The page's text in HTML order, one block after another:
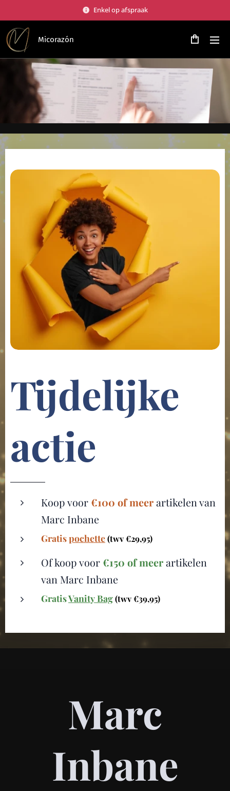
Enkel op afspraak
Micorazón
Tijdelijke
actie
Koop voor €100 of meerartikelen van
Marc Inbane
Gratispochette(twv €29,95)
Of koop voor €150 of meerartikelen
van Marc Inbane
GratisVanity Bag(twv €39,95)
Marc
Inbane